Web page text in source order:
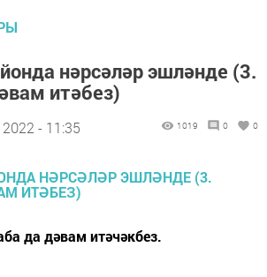
нәрсәләр эшләнде (3.
итәбез)
- 11:35 1019 0 0
да дәвам итәчәкбез.